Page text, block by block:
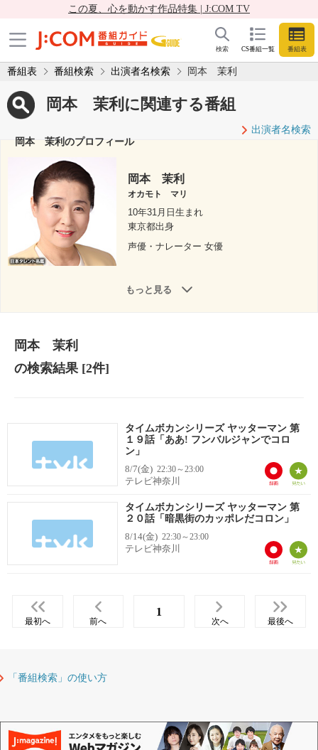
この夏、心を動かす作品特集 | J:COM TV
CS番組一覧 番組表
検索
番組表 番組検索 出演者名検索 岡本 茉利
岡本 茉利に関連する番組
出演者名検索
岡本 茉利のプロフィール
岡本 茉利
オカモト マリ
10年31月日生まれ
東京都出身
声優・ナレーター 女優
もっと見る
岡本 茉利
の検索結果[2件]
タイムボカンシリーズ ヤッターマン 第
１９話「ああ! フンバルジャンでコロ
ン」
8/7(金) 22:30～23:00
テレビ神奈川
タイムボカンシリーズ ヤッターマン 第
２０話「暗黒街のカッポレだコロン」
8/14(金) 22:30～23:00
テレビ神奈川
最初へ 前へ
1
次へ 最後へ
「番組検索」の使い方